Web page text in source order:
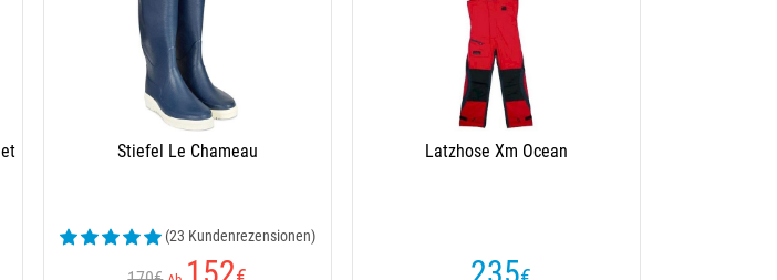
Stiefel Le Chameau
(23 Kundenrezensionen)
Latzhose Xm Ocean